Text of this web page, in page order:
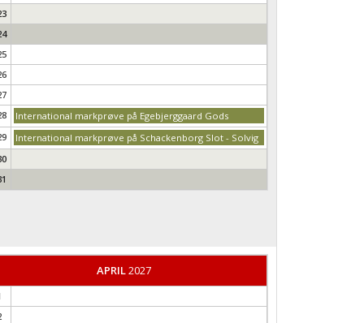
International markprøve på Egebjerggaard Gods
International markprøve på Schackenborg Slot - Solvig
APRIL2027